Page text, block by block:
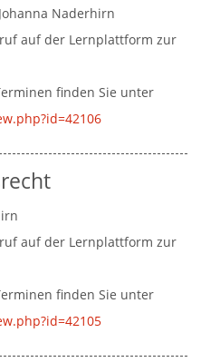
Johanna Naderhirn
auf der Lernplattform zur
finden Sie unter
auf der Lernplattform zur
finden Sie unter